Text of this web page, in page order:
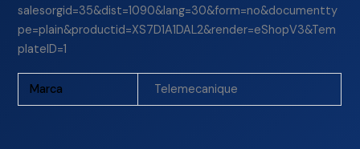
salesorgid=35&dist=1090&lang=30&form=no&documentty
pe=plain&productid=XS7D1A1DAL2&render=eShopV3&Tem
plateID=1
Marca Telemecanique